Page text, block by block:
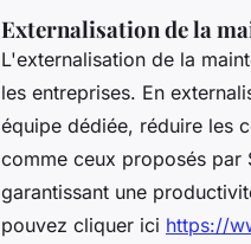
Externalisation de la
L'externalisation de la
les entreprises. En
équipe dédiée, réduire les
comme ceux proposés par
garantissant une
pouvez cliquer ici https://